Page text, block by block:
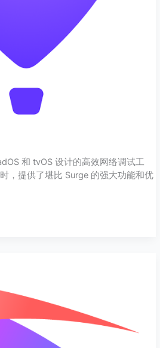
和 tvOS 设计的高效网络调试工
，提供了堪比 Surge 的强大功能和优